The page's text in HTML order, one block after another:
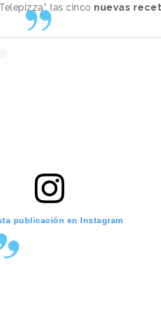
las cinco nuevas
publicación en Instagram